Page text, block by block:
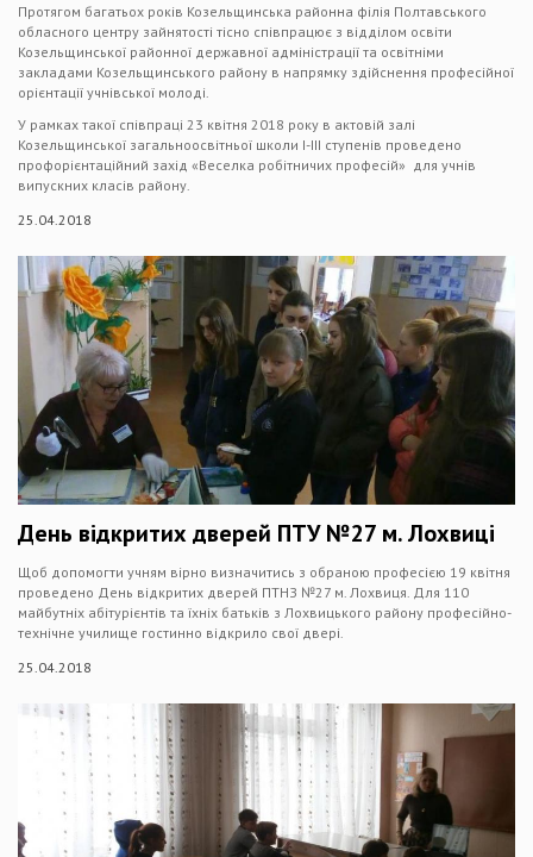
Протягом багатьох років Козельщинська районна філія Полтавського
обласного центру зайнятості тісно співпрацює з відділом освіти
Козельщинської районної державної адміністрації та освітніми
закладами Козельщинського району в напрямку здійснення професійної
орієнтації учнівської молоді.
У рамках такої співпраці 23 квітня 2018 року в актовій залі
Козельщинської загальноосвітньої школи І-ІІІ ступенів проведено
профорієнтаційний захід «Веселка робітничих професій» для учнів
випускних класів району.
25.04.2018
День відкритих дверей ПТУ №27 м. Лохвиці
Щоб допомогти учням вірно визначитись з обраною професією 19 квітня
проведено День відкритих дверей ПТНЗ №27 м. Лохвиця. Для 110
майбутніх абітурієнтів та їхніх батьків з Лохвицького району професійно-
технічне училище гостинно відкрило свої двері.
25.04.2018